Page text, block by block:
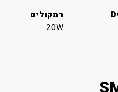
רמקולים
20W